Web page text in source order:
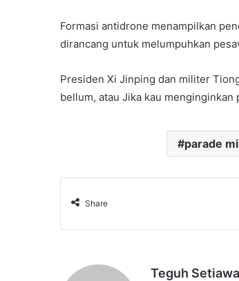
Formasi antidrone menampilkan
dirancang untuk melumpuhkan
Presiden Xi Jinping dan militer
bellum, atau Jika kau
parade
Share
Teguh